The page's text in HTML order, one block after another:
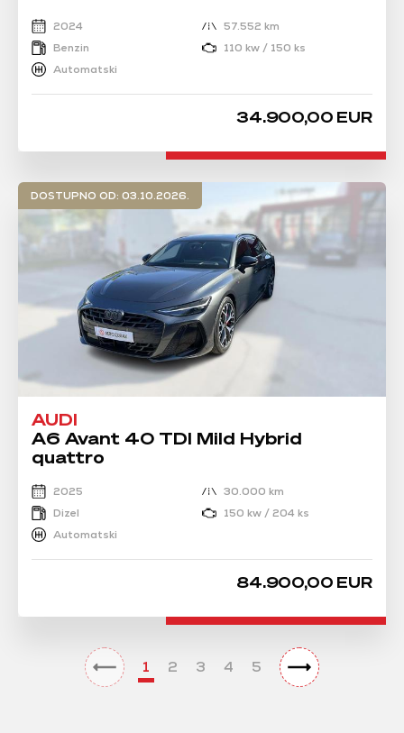
2024
57.552 km
Benzin
110 kw / 150 ks
Automatski
34.900,00 EUR
DOSTUPNO OD: 03.10.2026.
AUDI
A6 Avant 40 TDI Mild Hybrid
quattro
2025
30.000 km
Dizel
150 kw / 204 ks
Automatski
84.900,00 EUR
1 2 3 4 5